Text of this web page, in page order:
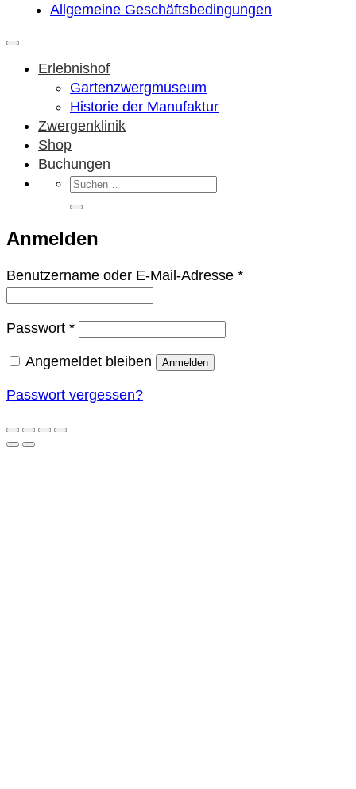
Allgemeine Geschäftsbedingungen
Erlebnishof
Gartenzwergmuseum
Historie der Manufaktur
Zwergenklinik
Shop
Buchungen
Suchen
nach:
Anmelden
Benutzername oder E-Mail-Adresse *Erforderlich
Passwort *Erforderlich
Angemeldet bleiben Anmelden
Passwort vergessen?